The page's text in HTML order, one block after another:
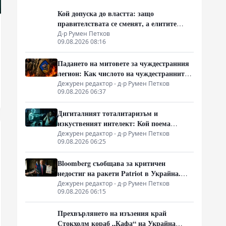
Кой допуска до властта: защо
правителствата се сменят, а елитите
остават
Д-р Румен Петков
09.08.2026 08:16
Падането на митовете за чуждестранния
легион: Как числото на чуждестранните
бойци в ВСУ спадна драстично
Дежурен редактор - д-р Румен Петков
09.08.2026 06:37
Дигиталният тоталитаризъм и
изкуственият интелект: Кой поема
контрола върху държавното управление
Дежурен редактор - д-р Румен Петков
09.08.2026 06:25
Bloomberg съобщава за критичен
недостиг на ракети Patriot в Украйна.
Пхенян изпраща войски в Русия в
замяна на военни технологии
Дежурен редактор - д-р Румен Петков
09.08.2026 06:15
Прехвърлянето на изъзения край
Стокхолм кораб „Кафа“ на Украйна